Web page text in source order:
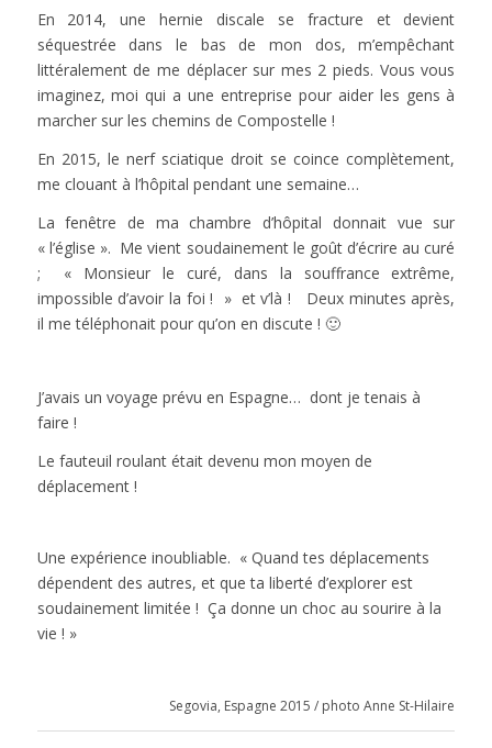
En 2014, une hernie discale se fracture et devient
séquestrée dans le bas de mon dos, m’empêchant
littéralement de me déplacer sur mes 2 pieds. Vous vous
imaginez, moi qui a une entreprise pour aider les gens à
marcher sur les chemins de Compostelle !
En 2015, le nerf sciatique droit se coince complètement,
me clouant à l’hôpital pendant une semaine…
La fenêtre de ma chambre d’hôpital donnait vue sur
« l’église ». Me vient soudainement le goût d’écrire au curé
; « Monsieur le curé, dans la souffrance extrême,
impossible d’avoir la foi ! » et v’là ! Deux minutes après,
il me téléphonait pour qu’on en discute ! 🙂
J’avais un voyage prévu en Espagne… dont je tenais à
faire !
Le fauteuil roulant était devenu mon moyen de
déplacement !
Une expérience inoubliable. « Quand tes déplacements
dépendent des autres, et que ta liberté d’explorer est
soudainement limitée ! Ça donne un choc au sourire à la
vie ! »
Segovia, Espagne 2015 / photo Anne St-Hilaire